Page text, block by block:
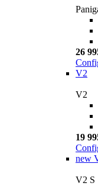
26
V2
V2
19
new
V2 S